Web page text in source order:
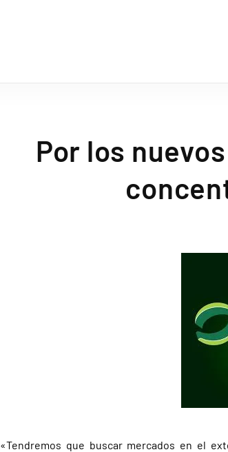
Por los
«Tendremos que buscar mercados en el